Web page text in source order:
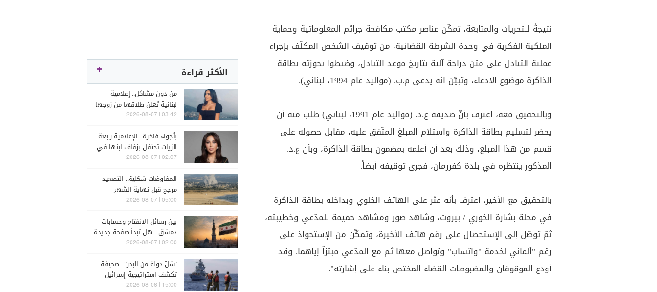
نتيجةً للتحريات والمتابعة، تمكّن عناصر مكتب مكافحة جرائم المعلوماتية وحماية
الملكية الفكرية في وحدة الشرطة القضائية، من توقيف الشخص المكلّف بإجراء
عملية التبادل على متن دراجة آلية بتاريخ موعد التبادل، وضبطوا بحوزته بطاقة
الذاكرة موضوع الادعاء، وتبيّن انه يدعى م.ب. (مواليد عام 1994، لبناني).
وبالتحقيق معه، اعترف بأنّ صديقه ع.د. (مواليد عام 1991، لبناني) طلب منه أن
يحضر لتسليم بطاقة الذاكرة واستلام المبلغ المتّفق عليه، مقابل حصوله على
قسم من هذا المبلغ، وذلك بعد أن أعلمه بمضمون بطاقة الذاكرة، وبأن ع.د.
المذكور ينتظره في بلدة كفررمان، فجرى توقيفه أيضاً.
بالتحقيق مع الأخير، اعترف بأنه عثر على الهاتف الخلوي وبداخله بطاقة الذاكرة
في محلة بشارة الخوري / بيروت، وشاهد صور ومشاهد حميمة للمدّعي وخطيبته،
ثمّ توصّل إلى الإستحصال على رقم هاتف الأخيرة، وتمكّن من الإستحواذ على
رقم "ألماني لخدمة "واتساب" وتواصل معها ثم مع المدّعي مبتزاّ إياهما. وقد
أودع الموقوفان والمضبوطات القضاء المختص بناء على إشارته".
الأكثر قراءة
من دون مشاكل.. إعلامية
لبنانية تُعلن طلاقها من زوجها
رجل الأعمال
03:42 | 2026-08-07
بأجواء فاخرة.. الإعلامية رابعة
الزيات تحتفل بزفاف ابنها في
البترون (فيديو)
02:07 | 2026-08-07
المفاوضات شكلية.. التصعيد
مرجح قبل نهاية الشهر
05:00 | 2026-08-07
بين رسائل الانفتاح وحسابات
دمشق... هل تبدأ صفحة جديدة
بين "حزب الله" وسوريا -
02:00 | 2026-08-07
"شلّ دولة من البحر".. صحيفة
تكشف استراتيجية إسرائيل
البحرية الجديدة في مواجهة
15:00 | 2026-08-06